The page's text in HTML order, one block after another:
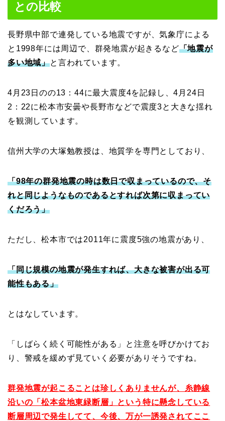
との比較
長野県中部で連発している地震ですが、気象庁による
と1998年には周辺で、群発地震が起きるなど「地震が
多い地域」と言われています。
4月23日のの13：44に最大震度4を記録し、4月24日
2：22に松本市安曇や長野市などで震度3と大きな揺れ
を観測しています。
信州大学の大塚勉教授は、地質学を専門としており、
「98年の群発地震の時は数日で収まっているので、そ
れと同じようなものであるとすれば次第に収まってい
くだろう」
ただし、松本市では2011年に震度5強の地震があり、
「同じ規模の地震が発生すれば、大きな被害が出る可
能性もある」
とはなしています。
「しばらく続く可能性がある」と注意を呼びかけてお
り、警戒を緩めず見ていく必要がありそうですね。
群発地震が起こることは珍しくありませんが、糸静線
沿いの「松本盆地東緑断層」という特に懸念している
断層周辺で発生してて、今後、万が一誘発されてここ